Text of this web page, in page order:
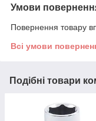
Умови
Повернення товару
Всі умови
Подібні товари